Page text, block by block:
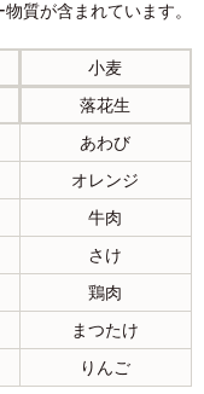
質が含まれています。
小麦
落花生
あわび
オレンジ
牛肉
さけ
鶏肉
まつたけ
りんご